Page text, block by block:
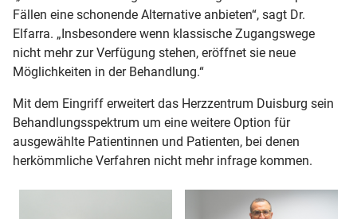
Fällen eine schonende Alternative anbieten“, sagt Dr.
Elfarra. „Insbesondere wenn klassische Zugangswege
nicht mehr zur Verfügung stehen, eröffnet sie neue
Möglichkeiten in der Behandlung.“
Mit dem Eingriff erweitert das Herzzentrum Duisburg sein
Behandlungsspektrum um eine weitere Option für
ausgewählte Patientinnen und Patienten, bei denen
herkömmliche Verfahren nicht mehr infrage kommen.